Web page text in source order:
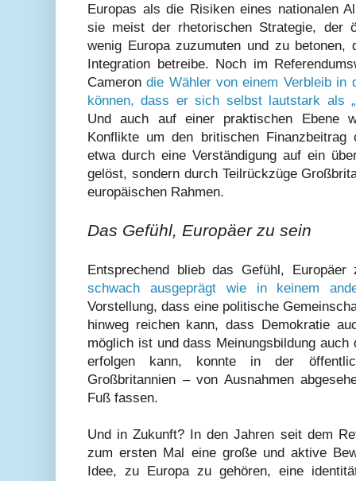
Europas als die Risiken eines nationalen
sie meist der rhetorischen Strategie, der
wenig Europa zuzumuten und zu
Integration betreibe. Noch im
Camerondie Wähler von einem Verbleib in
können, dass er sich selbst lautstark als
Und auch auf einer praktischen Ebene
Konflikte um den britischen Finanzbeitrag
etwa durch eine Verständigung auf ein
gelöst, sondern durch Teilrückzüge
europäischen Rahmen.
Das Gefühl, Europäer zu sein
Entsprechend blieb das Gefühl,
schwach ausgeprägt wie in keinem
Vorstellung, dass eine politische
hinweg reichen kann, dass Demokratie
möglich ist und dass Meinungsbildung auch
erfolgen kann, konnte in der
Großbritannien – von Ausnahmen
Fuß fassen.
Und in Zukunft? In den Jahren seit dem
zum ersten Mal eine große und aktive
Idee, zu Europa zu gehören, eine